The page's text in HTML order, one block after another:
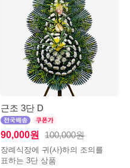
근조 3단 D
90,000원 100,000원
장례식장에 귀(사)하의 조의를
표하는 3단 상품